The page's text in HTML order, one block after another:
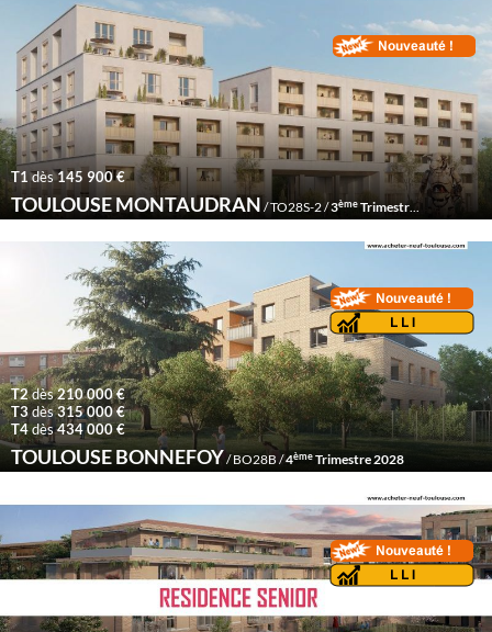
T1dès145 900 €
TOULOUSE MONTAUDRAN / TO28S-2 /3èmeTrimestre 2028
T2dès210 000 €
T3dès315 000 €
T4dès434 000 €
TOULOUSE BONNEFOY/ BO28B /4èmeTrimestre 2028